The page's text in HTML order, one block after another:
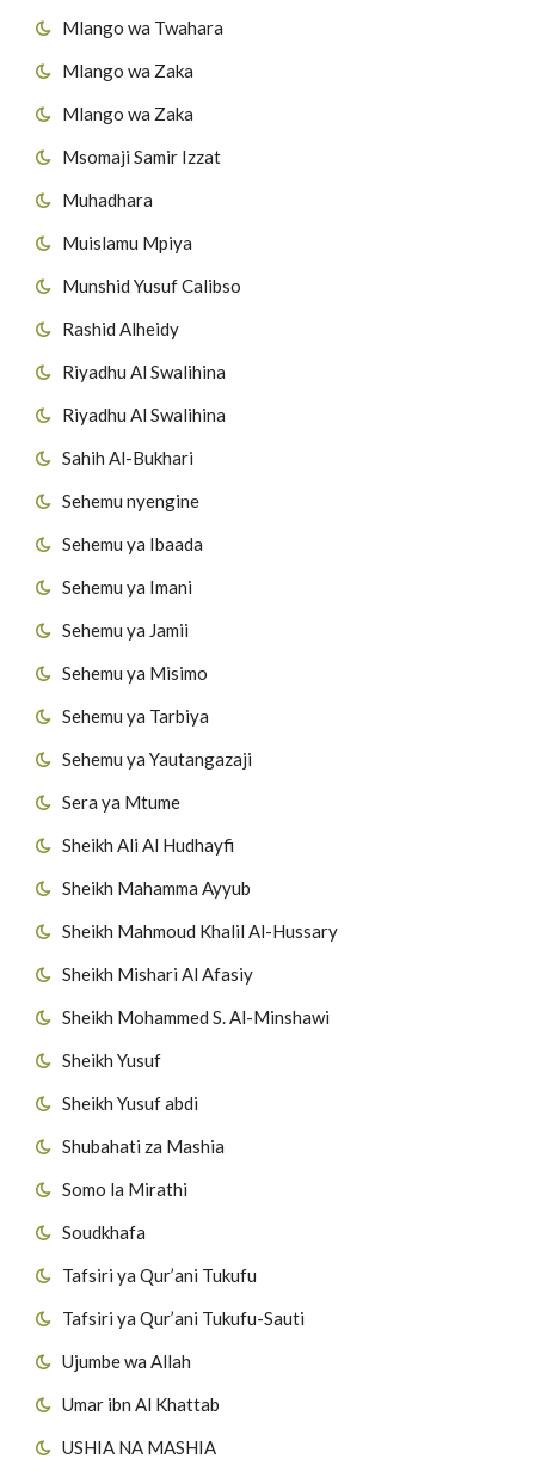
Mlango wa Twahara
Mlango wa Zaka
Mlango wa Zaka
Msomaji Samir Izzat
Muhadhara
Muislamu Mpiya
Munshid Yusuf Calibso
Rashid Alheidy
Riyadhu Al Swalihina
Riyadhu Al Swalihina
Sahih Al-Bukhari
Sehemu nyengine
Sehemu ya Ibaada
Sehemu ya Imani
Sehemu ya Jamii
Sehemu ya Misimo
Sehemu ya Tarbiya
Sehemu ya Yautangazaji
Sera ya Mtume
Sheikh Ali Al Hudhayfi
Sheikh Mahamma Ayyub
Sheikh Mahmoud Khalil Al-Hussary
Sheikh Mishari Al Afasiy
Sheikh Mohammed S. Al-Minshawi
Sheikh Yusuf
Sheikh Yusuf abdi
Shubahati za Mashia
Somo la Mirathi
Soudkhafa
Tafsiri ya Qur’ani Tukufu
Tafsiri ya Qur’ani Tukufu-Sauti
Ujumbe wa Allah
Umar ibn Al Khattab
USHIA NA MASHIA